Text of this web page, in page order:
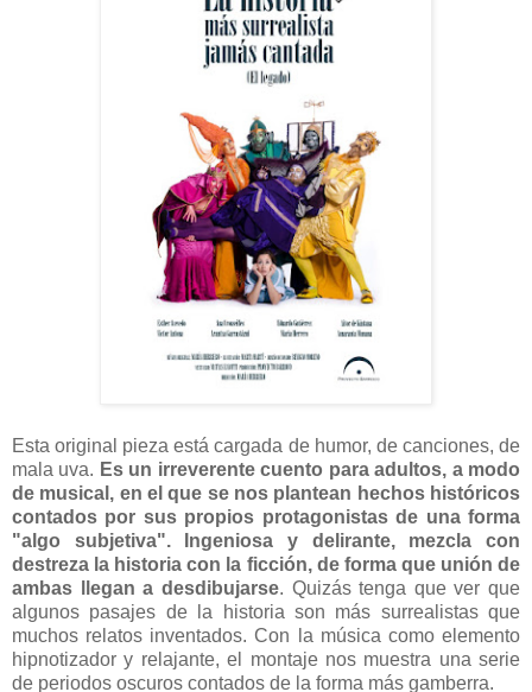
Esta original pieza está cargada de humor, de canciones, de
mala uva. Es un irreverente cuento para adultos, a modo
de musical, en el que se nos plantean hechos históricos
contados por sus propios protagonistas de una forma
"algo subjetiva". Ingeniosa y delirante, mezcla con
destreza la historia con la ficción, de forma que unión de
ambas llegan a desdibujarse. Quizás tenga que ver que
algunos pasajes de la historia son más surrealistas que
muchos relatos inventados. Con la música como elemento
hipnotizador y relajante, el montaje nos muestra una serie
de periodos oscuros contados de la forma más gamberra.